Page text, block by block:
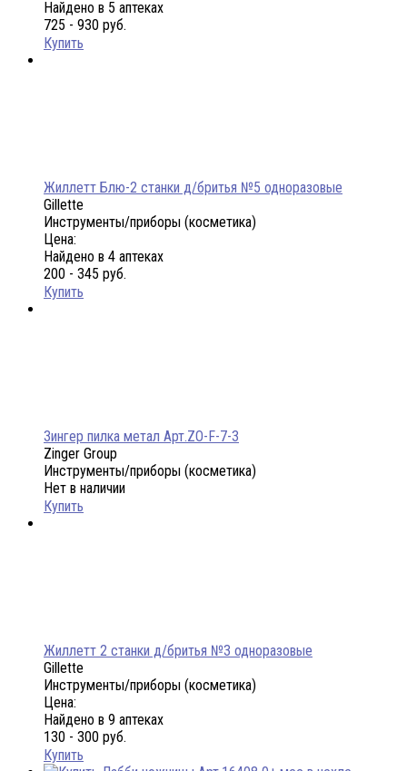
Найдено в 5 аптеках
725 - 930 руб.
Купить
Жиллетт Блю-2 станки д/бритья №5 одноразовые
Gillette
Инструменты/приборы (косметика)
Цена:
Найдено в 4 аптеках
200 - 345 руб.
Купить
Зингер пилка метал Арт.ZO-F-7-3
Zinger Group
Инструменты/приборы (косметика)
Нет в наличии
Купить
Жиллетт 2 станки д/бритья №3 одноразовые
Gillette
Инструменты/приборы (косметика)
Цена:
Найдено в 9 аптеках
130 - 300 руб.
Купить